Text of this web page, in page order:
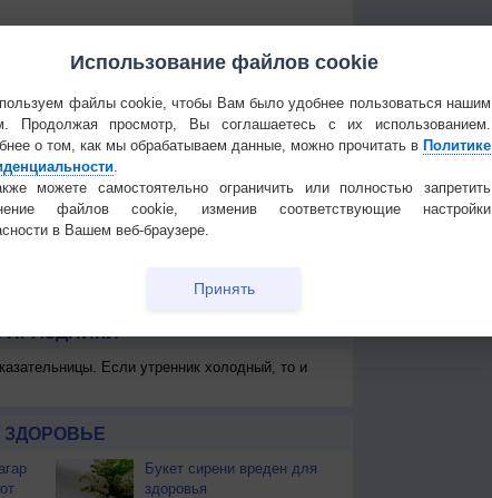
подробных данных
Если утренник холодный, то и
Букет сирени вреден для
здоровья
Использование файлов cookie
файлы cookie, чтобы Вам было удобнее пользоваться нашим
Продолжая просмотр, Вы соглашаетесь с их использованием.
о том, как мы обрабатываем данные, можно прочитать в Политике
.
можете самостоятельно ограничить или полностью запретить
файлов cookie, изменив соответствующие настройки
в Вашем веб-браузере.
Принять